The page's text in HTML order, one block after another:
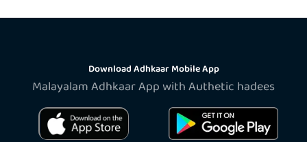
Download Adhkaar Mobile App
Malayalam Adhkaar App with Authetic hadees